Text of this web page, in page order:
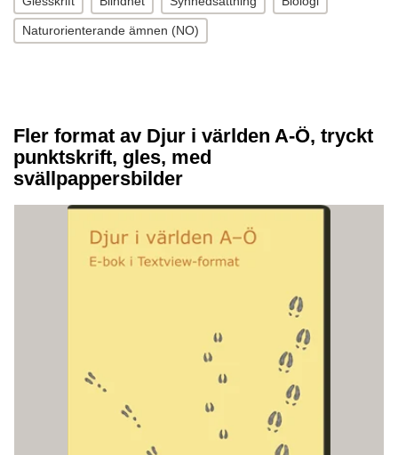
Naturorienterande ämnen (NO)
Fler format av Djur i världen A-Ö, tryckt
punktskrift, gles, med
svällpappersbilder